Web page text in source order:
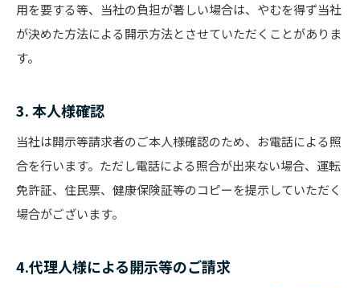
用を要する等、当社の負担が著しい場合は、やむを得ず当社
が決めた方法による開示方法とさせていただくことがありま
す。
3. 本人様確認
当社は開示等請求者のご本人様確認のため、お電話による照
合を行います。ただし電話による照合が出来ない場合、運転
免許証、住民票、健康保険証等のコピーを提示していただく
場合がございます。
4.代理人様による開示等のご請求